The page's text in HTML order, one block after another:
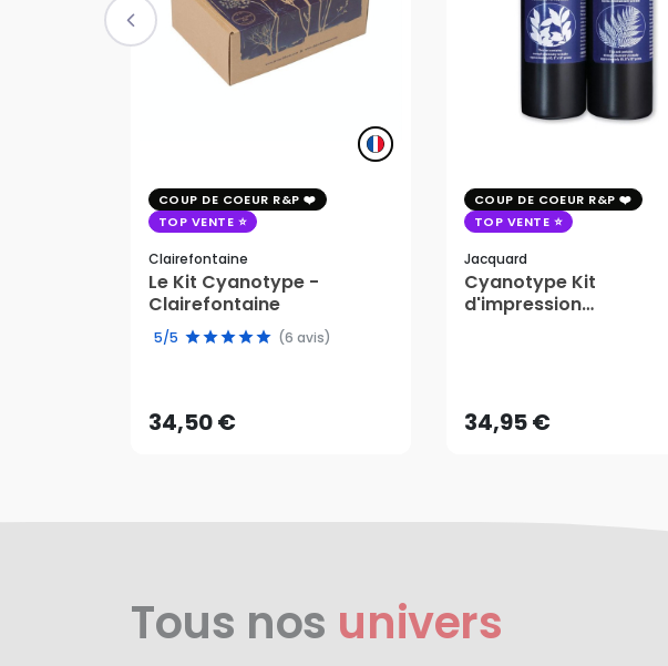
COUP DE COEUR R&P
TOP VENTE
Clairefontaine
Le Kit Cyanotype -
Clairefontaine
5/5 (6 avis)
34,50 €AJOUTER AU PANIER
COUP DE COEUR R&P
TOP VENTE
Jacquard
Cyanotype Kit
d'impression
34,95 €AJOUTER AU PANIER
Tous nos univers